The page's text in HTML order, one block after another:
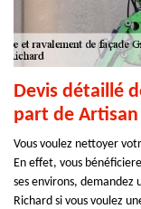
Devis détaillé
part de Artisan
Vous voulez nettoyer
En effet, vous
ses environs, demandez
Richard si vous voulez